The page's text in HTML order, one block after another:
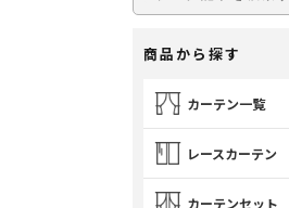
商品から探す
カーテン一覧
レースカーテン
カーテンセット